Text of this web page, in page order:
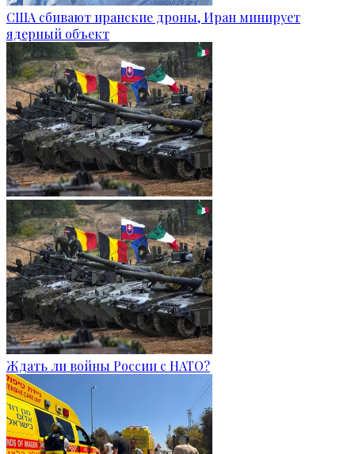
США сбивают иранские дроны, Иран минирует
ядерный объект
Ждать ли войны России с НАТО?